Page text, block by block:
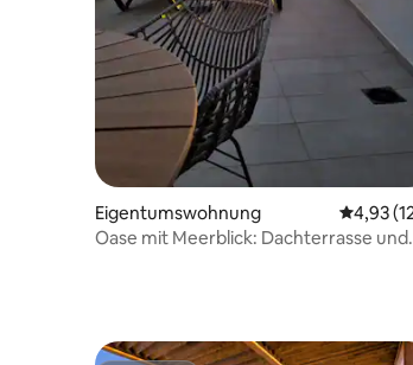
Eigentumswohnung
4,93
Oase mit Meerblick: Dachterrasse und